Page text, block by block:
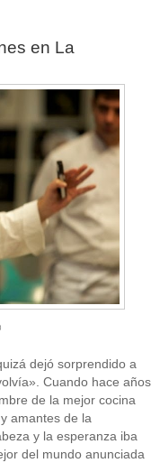
en La
dejó sorprendido a
Cuando hace años
de la mejor cocina
amantes de la
y la esperanza iba
del mundo anunciada